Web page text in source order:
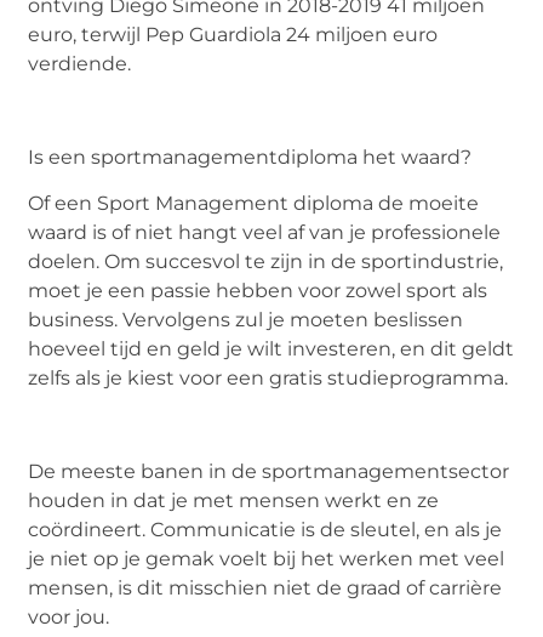
ontving Diego Simeone in 2018-2019 41 miljoen
euro, terwijl Pep Guardiola 24 miljoen euro
verdiende.
Is een sportmanagementdiploma het waard?
Of een Sport Management diploma de moeite
waard is of niet hangt veel af van je professionele
doelen. Om succesvol te zijn in de sportindustrie,
moet je een passie hebben voor zowel sport als
business. Vervolgens zul je moeten beslissen
hoeveel tijd en geld je wilt investeren, en dit geldt
zelfs als je kiest voor een gratis studieprogramma.
De meeste banen in de sportmanagementsector
houden in dat je met mensen werkt en ze
coördineert. Communicatie is de sleutel, en als je
je niet op je gemak voelt bij het werken met veel
mensen, is dit misschien niet de graad of carrière
voor jou.